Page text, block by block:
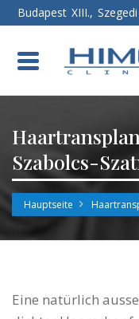
Budapest XIII.,
Toggle
navigation
Szabolcs-
Hauptseite
Eine natürlich